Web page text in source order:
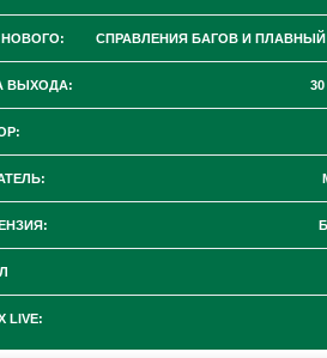
СПРАВЛЕНИЯ БАГОВ И ПЛАВНЫЙ
ВЫХОДА:
LIVE: